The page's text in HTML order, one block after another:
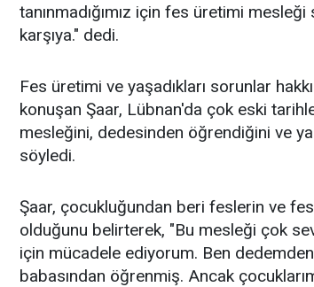
tanınmadığımız için fes üretimi
karşıya." dedi.
Fes üretimi ve yaşadıkları sorunlar
konuşan Şaar, Lübnan'da çok eski
mesleğini, dedesinden öğrendiğini ve
söyledi.
Şaar, çocukluğundan beri feslerin ve fes
olduğunu belirterek, "Bu mesleği çok
için mücadele ediyorum. Ben
babasından öğrenmiş. Ancak